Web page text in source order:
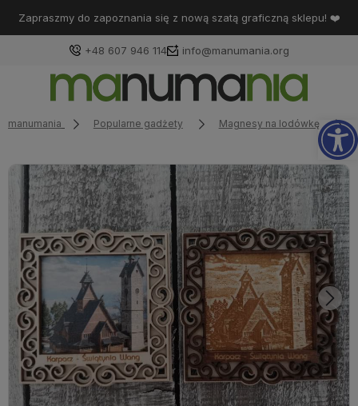
Zapraszmy do zapoznania się z nową szatą graficzną sklepu! ❤️
+48 607 946 114 info@manumania.org
manumania Popularne gadżety Magnesy na lodówkę